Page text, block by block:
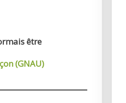
être
(GNAU)